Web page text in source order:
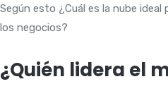
Según esto ¿Cuál es la nube ideal
los negocios?
¿Quién lidera el